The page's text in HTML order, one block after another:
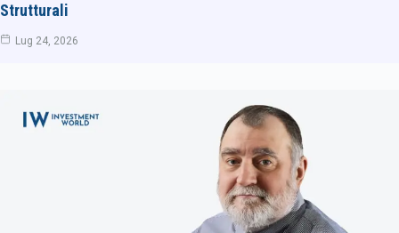
Strutturali
Lug 24, 2026